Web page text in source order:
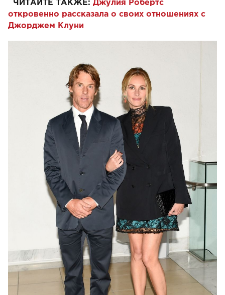
ЧИТАЙТЕ ТАКЖЕ: Джулия Робертс
откровенно рассказала о своих отношениях с
Джорджем Клуни